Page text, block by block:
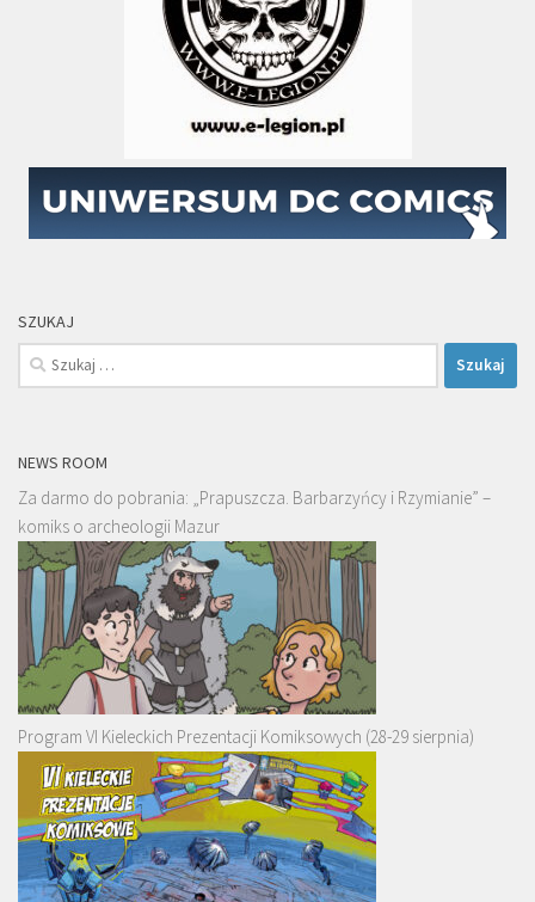
SZUKAJ
Szukaj:
NEWS ROOM
Za darmo do pobrania: „Prapuszcza. Barbarzyńcy i Rzymianie” –
komiks o archeologii Mazur
Program VI Kieleckich Prezentacji Komiksowych (28-29 sierpnia)